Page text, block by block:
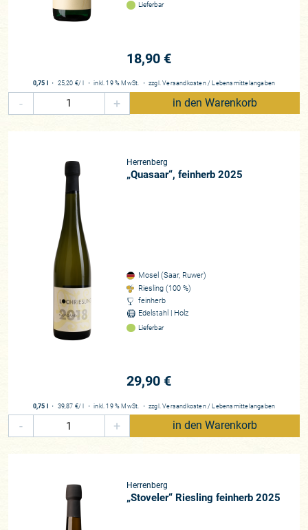
Lieferbar
18,90 €
0,75 l ・ 25,20 €/ l ・inkl. 19 % MwSt. ・ zzgl.Versandkosten / Lebensmittelangaben
- + in den Warenkorb
Herrenberg
„Quasaar“, feinherb 2025
Mosel (Saar, Ruwer)
Riesling (100 %)
feinherb
Edelstahl | Holz
Lieferbar
29,90 €
0,75 l ・ 39,87 €/ l ・inkl. 19 % MwSt. ・ zzgl.Versandkosten / Lebensmittelangaben
- + in den Warenkorb
Herrenberg
„Stoveler“ Riesling feinherb 2025